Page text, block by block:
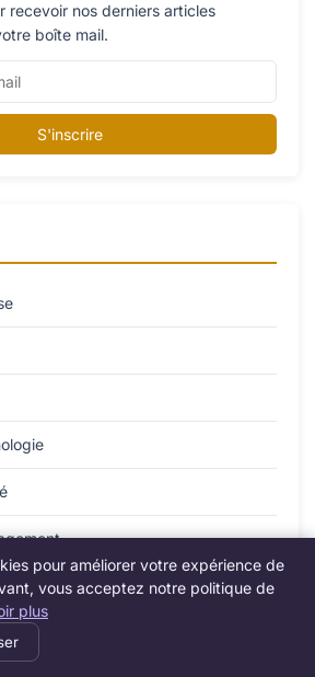
recevoir nos derniers articles
boîte mail.
S'inscrire
pour améliorer votre expérience de
vous acceptez notre politique de
plus